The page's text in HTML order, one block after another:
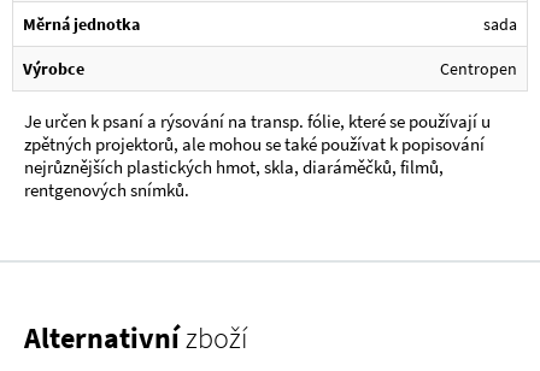
Měrná jednotka sada
Výrobce Centropen
Je určen k psaní a rýsování na transp. fólie, které se používají u
zpětných projektorů, ale mohou se také používat k popisování
nejrůznějších plastických hmot, skla, diaráměčků, filmů,
rentgenových snímků.
Alternativnízboží